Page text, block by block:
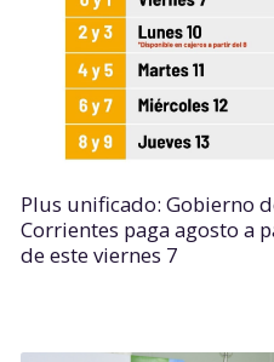
Plus unificado: Gobierno
Corrientes paga agosto a
de este viernes 7